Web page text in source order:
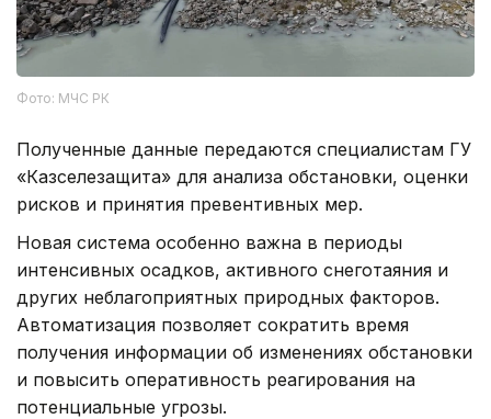
Фото: МЧС РК
Полученные данные передаются специалистам ГУ
«Казселезащита» для анализа обстановки, оценки
рисков и принятия превентивных мер.
Новая система особенно важна в периоды
интенсивных осадков, активного снеготаяния и
других неблагоприятных природных факторов.
Автоматизация позволяет сократить время
получения информации об изменениях обстановки
и повысить оперативность реагирования на
потенциальные угрозы.